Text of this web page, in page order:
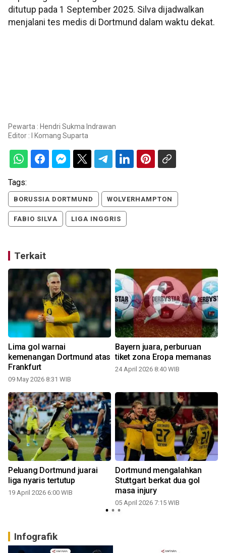
ditutup pada 1 September 2025. Silva dijadwalkan
menjalani tes medis di Dortmund dalam waktu dekat.
Pewarta : Hendri Sukma Indrawan
Editor :
I Komang Suparta
Tags:
BORUSSIA DORTMUND WOLVERHAMPTON
FABIO SILVA LIGA INGGRIS
Terkait
Lima gol warnai
kemenangan Dortmund atas
Frankfurt
09 May 2026 8:31 WIB
Bayern juara, perburuan
tiket zona Eropa memanas
24 April 2026 8:40 WIB
Peluang Dortmund juarai
liga nyaris tertutup
19 April 2026 6:00 WIB
Dortmund mengalahkan
Stuttgart berkat dua gol
masa injury
05 April 2026 7:15 WIB
Infografik